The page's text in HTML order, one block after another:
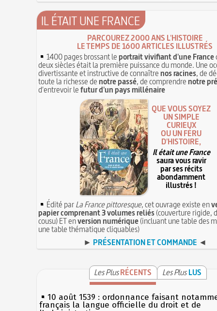
IL ÉTAIT UNE FRANCE
PARCOUREZ 2000 ANS L'HISTOIRE
LE TEMPS DE 1600 ARTICLES ILLUSTRÉS
1400 pages brossant leportrait vivifiant d'une France
deux siècles était la première puissance du monde. Une
divertissante et instructive de connaîtrenos racines, de
toute la richesse denotre passé, de comprendrenotre
d'entrevoir lefutur d'un pays millénaire
QUE VOUS SOYEZ
UN SIMPLE
CURIEUX
OU UN FÉRU
D'HISTOIRE,
Il était une France
saura vous ravir
par ses récits
abondamment
illustrés !
Édité parLa France pittoresque, cet ouvrage existe en
papier comprenant 3 volumes reliés(couverture rigide,
cousu) ET enversion numérique(incluant une table des
une table thématique cliquables)
► PRÉSENTATION ET COMMANDE ◄
Les PlusRÉCENTS Les Plus LUS
10 août 1539 : ordonnance faisant
français la langue officielle du droit et de